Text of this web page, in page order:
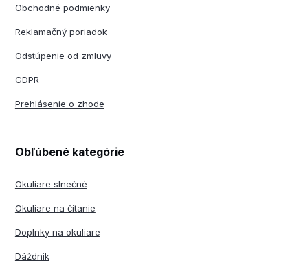
Obchodné podmienky
Reklamačný poriadok
Odstúpenie od zmluvy
GDPR
Prehlásenie o zhode
Obľúbené kategórie
Okuliare slnečné
Okuliare na čítanie
Doplnky na okuliare
Dáždnik